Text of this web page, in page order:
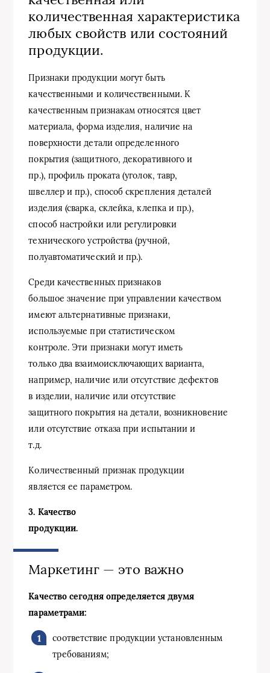
количественная характеристика
любых свойств или состояний
продукции.
Признаки продукции могут быть
качественными и количественными. К
качественным признакам относятся цвет
материала, форма изделия, наличие на
поверхности детали определенного
покрытия (защитного, декоративного и
пр.), профиль проката (уголок, тавр,
швеллер и пр.), способ скрепления деталей
изделия (сварка, склейка, клепка и пр.),
способ настройки или регулировки
технического устройства (ручной,
полуавтоматический и пр.).
Среди качественных признаков
большое значение при управлении качеством
имеют альтернативные признаки,
используемые при статистическом
контроле. Эти признаки могут иметь
только два взаимоисключающих варианта,
например, наличие или отсутствие дефектов
в изделии, наличие или отсутствие
защитного покрытия на детали, возникновение
или отсутствие отказа при испытании и
т.д.
Количественный признак продукции
является ее параметром.
3. Качество
продукции.
Маркетинг — это важно
Качество сегодня определяется двумя
параметрами:
соответствие продукции установленным
требованиям;